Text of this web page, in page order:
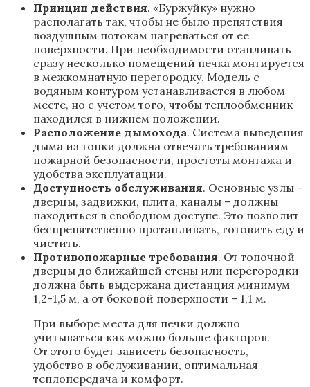
Принцип действия. «Буржуйку» нужно
располагать так, чтобы не было препятствия
воздушным потокам нагреваться от ее
поверхности. При необходимости отапливать
сразу несколько помещений печка монтируется
в межкомнатную перегородку. Модель с
водяным контуром устанавливается в любом
месте, но с учетом того, чтобы теплообменник
находился в нижнем положении.
Расположение дымохода. Система выведения
дыма из топки должна отвечать требованиям
пожарной безопасности, простоты монтажа и
удобства эксплуатации.
Доступность обслуживания. Основные узлы –
дверцы, задвижки, плита, каналы – должны
находиться в свободном доступе. Это позволит
беспрепятственно протапливать, готовить еду и
чистить.
Противопожарные требования. От топочной
дверцы до ближайшей стены или перегородки
должна быть выдержана дистанция минимум
1,2-1,5 м, а от боковой поверхности – 1,1 м.
При выборе места для печки должно
учитываться как можно больше факторов.
От этого будет зависеть безопасность,
удобство в обслуживании, оптимальная
теплопередача и комфорт.